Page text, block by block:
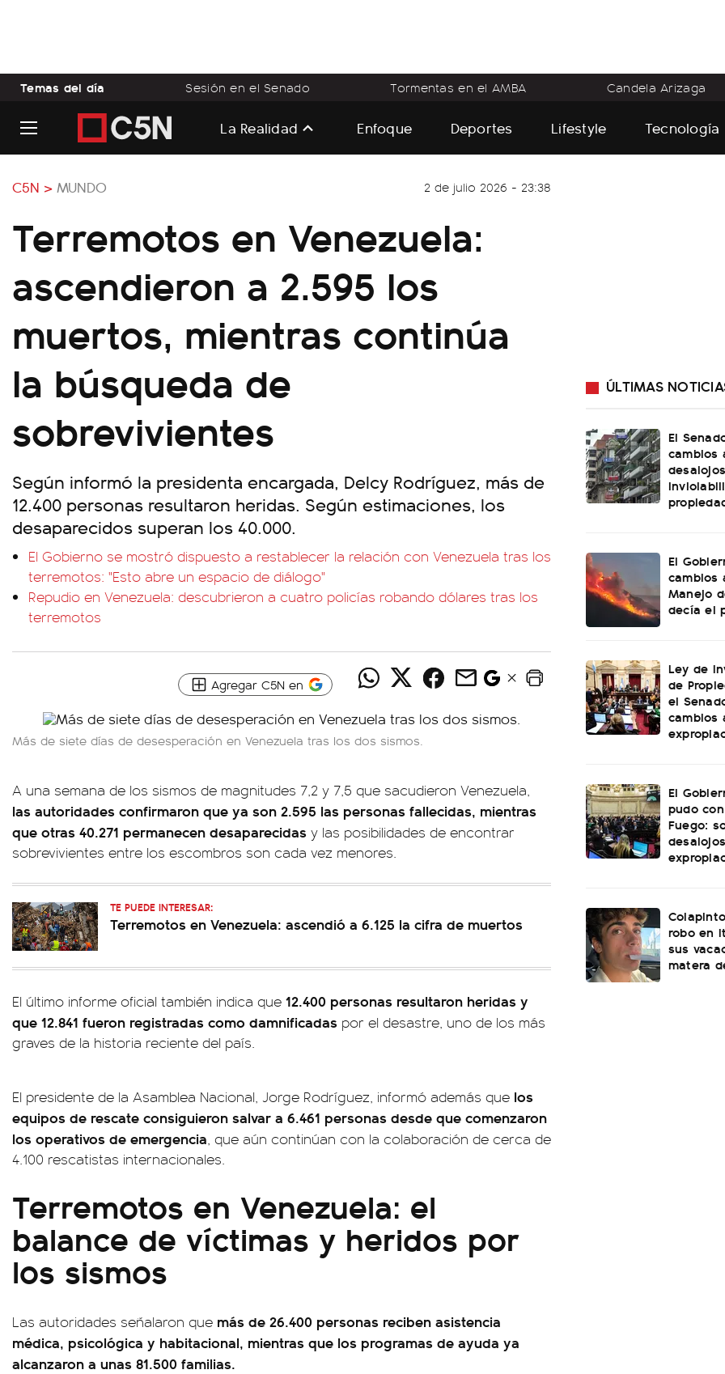
Temas del día Sesión en el Senado Tormentas en el AMBA Candela Arizaga
La Realidad Enfoque Deportes Lifestyle Tecnología
C5N > MUNDO 2 de julio 2026 - 23:38
Terremotos en Venezuela:
ascendieron a 2.595 los
muertos, mientras continúa
la búsqueda de
sobrevivientes
Según informó la presidenta encargada, Delcy Rodríguez, más de
12.400 personas resultaron heridas. Según estimaciones, los
desaparecidos superan los 40.000.
El Gobierno se mostró dispuesto a restablecer la relación con Venezuela tras los
terremotos: "Esto abre un espacio de diálogo"
Repudio en Venezuela: descubrieron a cuatro policías robando dólares tras los
terremotos
Agregar C5N en
Más de siete días de desesperación en Venezuela tras los dos sismos.
A una semana de los sismos de magnitudes 7,2 y 7,5 que sacudieron Venezuela,
las autoridades confirmaron que ya son 2.595 las personas fallecidas, mientras
que otras 40.271 permanecen desaparecidas y las posibilidades de encontrar
sobrevivientes entre los escombros son cada vez menores.
TE PUEDE INTERESAR:
Terremotos en Venezuela: ascendió a 6.125 la cifra de muertos
El último informe oficial también indica que 12.400 personas resultaron heridas y
que 12.841 fueron registradas como damnificadas por el desastre, uno de los más
graves de la historia reciente del país.
El presidente de la Asamblea Nacional, Jorge Rodríguez, informó además que los
equipos de rescate consiguieron salvar a 6.461 personas desde que comenzaron
los operativos de emergencia, que aún continúan con la colaboración de cerca de
4.100 rescatistas internacionales.
Terremotos en Venezuela: el
balance de víctimas y heridos por
los sismos
Las autoridades señalaron que más de 26.400 personas reciben asistencia
médica, psicológica y habitacional, mientras que los programas de ayuda ya
alcanzaron a unas 81.500 familias.
ÚLTIMAS
El
cambios
El
cambios
Manejo
decía el
Ley de
de
el
cambios
El
pudo
Fuego:
robo en
sus
matera